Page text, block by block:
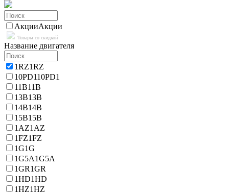
АкцииАкции
Товары со скидкой
Название двигателя
1RZ1RZ
10PD110PD1
11B11B
13B13B
14B14B
15B15B
1AZ1AZ
1FZ1FZ
1G1G
1G5A1G5A
1GR1GR
1HD1HD
1HZ1HZ